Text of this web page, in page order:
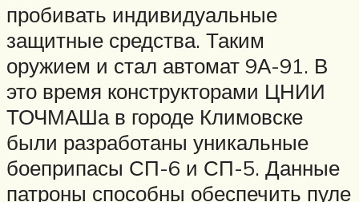
пробивать индивидуальные
защитные средства. Таким
оружием и стал автомат 9А-91. В
это время конструкторами ЦНИИ
ТОЧМАШа в городе Климовске
были разработаны уникальные
боеприпасы СП-6 и СП-5. Данные
патроны способны обеспечить пуле